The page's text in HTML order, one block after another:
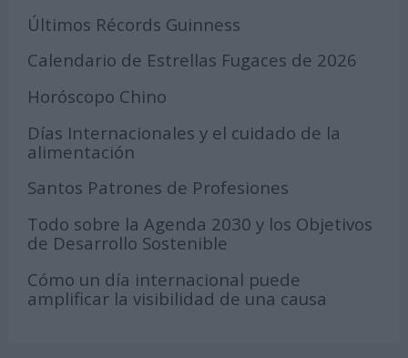
Últimos Récords Guinness
Calendario de Estrellas Fugaces de 2026
Horóscopo Chino
Días Internacionales y el cuidado de la
alimentación
Santos Patrones de Profesiones
Todo sobre la Agenda 2030 y los Objetivos
de Desarrollo Sostenible
Cómo un día internacional puede
amplificar la visibilidad de una causa